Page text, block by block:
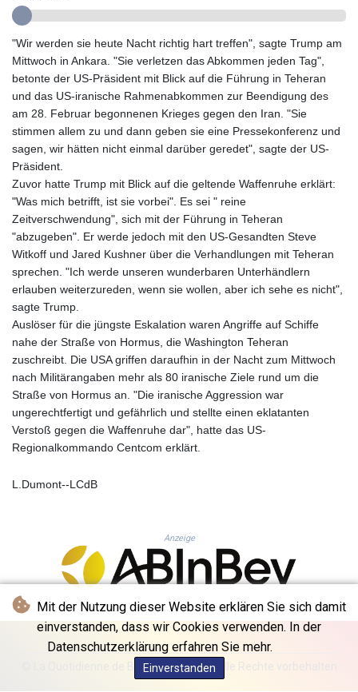
Mit der Nutzung dieser Website erklären Sie sich damit
einverstanden, dass wir Cookies verwenden. In der
Datenschutzerklärung erfahren Sie mehr.
Einverstanden
HKD 9.065451
HNL 30.967502
HRK 7.535417
HTG 151.068808
HUF 362.95604
IDR 20561.109276
ILS 3.46635
IMP 0.858821
INR 109.970331
IRR
1588650.168343
ISK 142.60075
JEP 0.858821
JMD 183.483652
JOD 0.81929
JPY 182.481304
KGS 101.049317
KHR 4692.835464
KMF 493.401928
KRW 1628.763599
KWD 0.356717
KYD 0.962823
KZT 541.490267
LAK 26085.892065
LTL 3.411914
LVL 0.698955
LYD 7.349191
MAD 10.76839
MDL 20.09139
MGA 4930.319798
MKD 61.67427
MMK 2426.049949
MNT 4155.253063
"Wir werden sie heute Nacht richtig hart treffen", sagte Trump am
Mittwoch in Ankara. "Sie verletzen das Abkommen jeden Tag",
betonte der US-Präsident mit Blick auf die Führung in Teheran
und das US-iranische Rahmenabkommen zur Beendigung des
am 28. Februar begonnenen Krieges gegen den Iran. "Sie
stimmen allem zu und dann geben sie eine Pressekonferenz und
sagen, wir hätten nicht einmal darüber geredet", sagte der US-
Präsident.
Zuvor hatte Trump mit Blick auf die geltende Waffenruhe erklärt:
"Was mich betrifft, ist sie vorbei". Es sei " reine
Zeitverschwendung", sich mit der Führung in Teheran
"abzugeben". Er werde jedoch mit den US-Gesandten Steve
Witkoff und Jared Kushner über die Verhandlungen mit Teheran
sprechen. "Ich werde unseren wunderbaren Unterhändlern
erlauben weiterzureden, wenn sie wollen, aber ich sehe es nicht",
sagte Trump.
Auslöser für die jüngste Eskalation waren Angriffe auf Schiffe
nahe der Straße von Hormus, die Washington Teheran
zuschreibt. Die USA griffen daraufhin in der Nacht zum Mittwoch
nach Militärangaben mehr als 80 iranische Ziele rund um die
Straße von Hormus an. "Die iranische Aggression war
ungerechtfertigt und gefährlich und stellte einen eklatanten
Verstoß gegen die Waffenruhe dar", hatte das US-
Regionalkommando Centcom erklärt.
L.Dumont--LCdB
Anzeige
© La Quotidienne de Bruxelles - 2026 - Alle Rechte vorbehalten